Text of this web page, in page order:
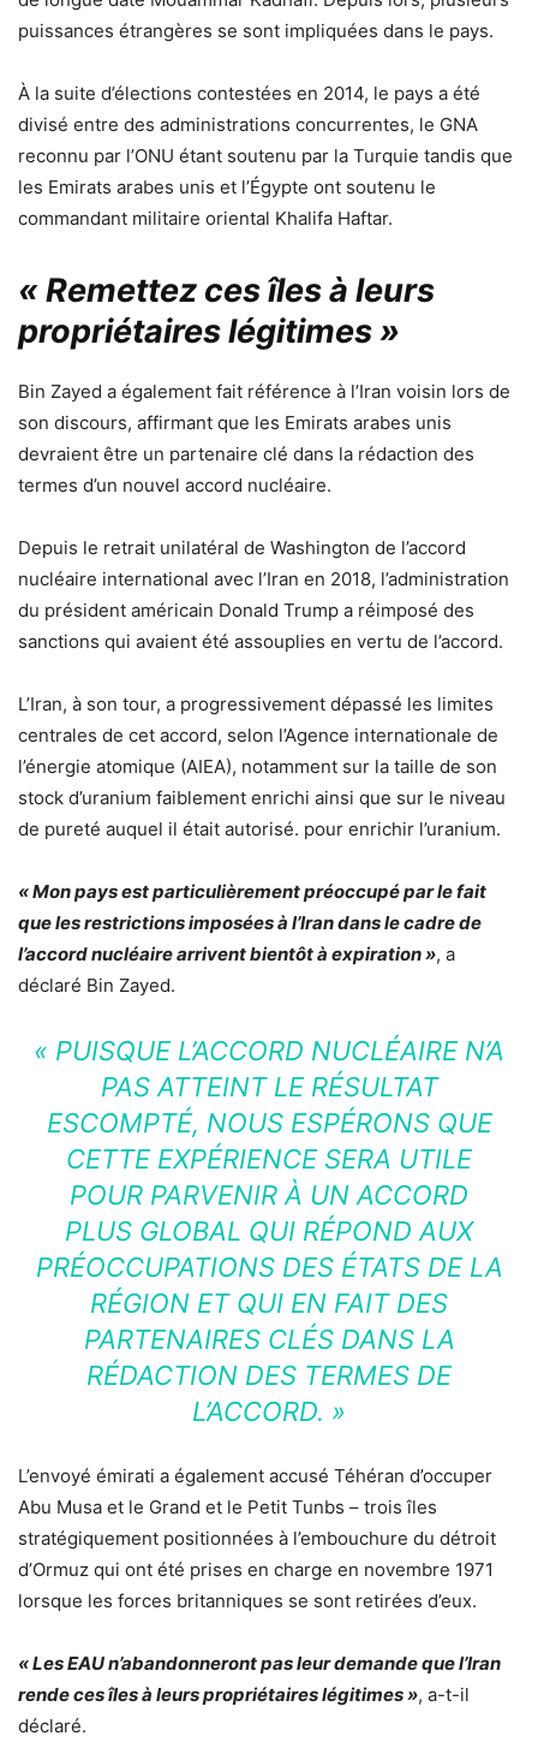
puissances étrangères se sont impliquées dans le pays.
À la suite d’élections contestées en 2014, le pays a été
divisé entre des administrations concurrentes, le GNA
reconnu par l’ONU étant soutenu par la Turquie tandis que
les Emirats arabes unis et l’Égypte ont soutenu le
commandant militaire oriental Khalifa Haftar.
« Remettez ces îles à leurs
propriétaires légitimes »
Bin Zayed a également fait référence à l’Iran voisin lors de
son discours, affirmant que les Emirats arabes unis
devraient être un partenaire clé dans la rédaction des
termes d’un nouvel accord nucléaire.
Depuis le retrait unilatéral de Washington de l’accord
nucléaire international avec l’Iran en 2018, l’administration
du président américain Donald Trump a réimposé des
sanctions qui avaient été assouplies en vertu de l’accord.
L’Iran, à son tour, a progressivement dépassé les limites
centrales de cet accord, selon l’Agence internationale de
l’énergie atomique (AIEA), notamment sur la taille de son
stock d’uranium faiblement enrichi ainsi que sur le niveau
de pureté auquel il était autorisé. pour enrichir l’uranium.
« Mon pays est particulièrement préoccupé par le fait
que les restrictions imposées à l’Iran dans le cadre de
l’accord nucléaire arrivent bientôt à expiration », a
déclaré Bin Zayed.
« PUISQUE L’ACCORD NUCLÉAIRE N’A
PAS ATTEINT LE RÉSULTAT
ESCOMPTÉ, NOUS ESPÉRONS QUE
CETTE EXPÉRIENCE SERA UTILE
POUR PARVENIR À UN ACCORD
PLUS GLOBAL QUI RÉPOND AUX
PRÉOCCUPATIONS DES ÉTATS DE LA
RÉGION ET QUI EN FAIT DES
PARTENAIRES CLÉS DANS LA
RÉDACTION DES TERMES DE
L’ACCORD. »
L’envoyé émirati a également accusé Téhéran d’occuper
Abu Musa et le Grand et le Petit Tunbs – trois îles
stratégiquement positionnées à l’embouchure du détroit
d’Ormuz qui ont été prises en charge en novembre 1971
lorsque les forces britanniques se sont retirées d’eux.
« Les EAU n’abandonneront pas leur demande que l’Iran
rende ces îles à leurs propriétaires légitimes », a-t-il
déclaré.